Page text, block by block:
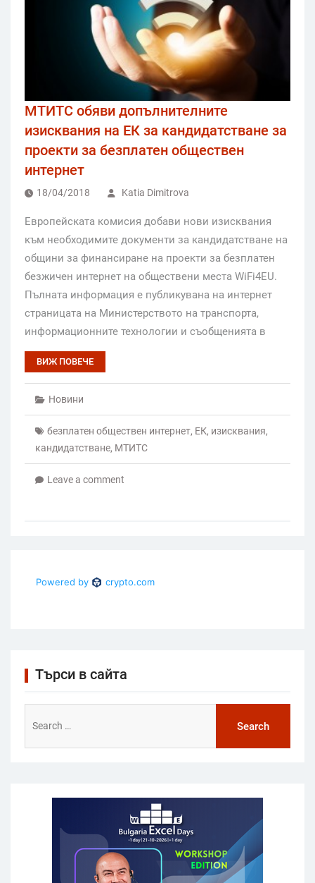
МТИТС обяви допълнителните
изисквания на ЕК за кандидатстване за
проекти за безплатен обществен
интернет
18/04/2018 Katia Dimitrova
Европейската комисия добави нови изисквания
към необходимите документи за кандидатстване на
общини за финансиране на проекти за безплатен
безжичен интернет на обществени места WiFi4EU.
Пълната информация е публикувана на интернет
страницата на Министерството на транспорта,
информационните технологии и съобщенията в
ВИЖ ПОВЕЧЕ
Новини
безплатен обществен интернет, ЕК, изисквания,
кандидатстване, МТИТС
Leave a comment
Търси в сайта
for: